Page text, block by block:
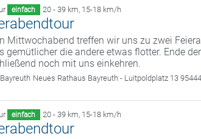
einfach 20 - 39 km, 15-18 km/h
Mittwochabend treffen wir uns zu zwei
gemütlicher die andere etwas flotter. Ende
noch mit uns einkehren.
Neues Rathaus Bayreuth - Luitpoldplatz 13
einfach 20 - 39 km, 15-18 km/h